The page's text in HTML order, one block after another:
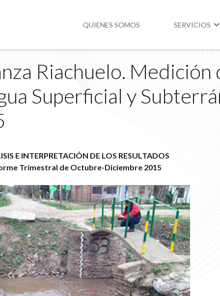
QUIENES SOMOS SERVICIOS
Higiene y
Medio Ambiente
Riachuelo. Medición
Superficial y
E INTERPRETACIÓN DE LOS RESULTADOS
Trimestral de Octubre-Diciembre 2015